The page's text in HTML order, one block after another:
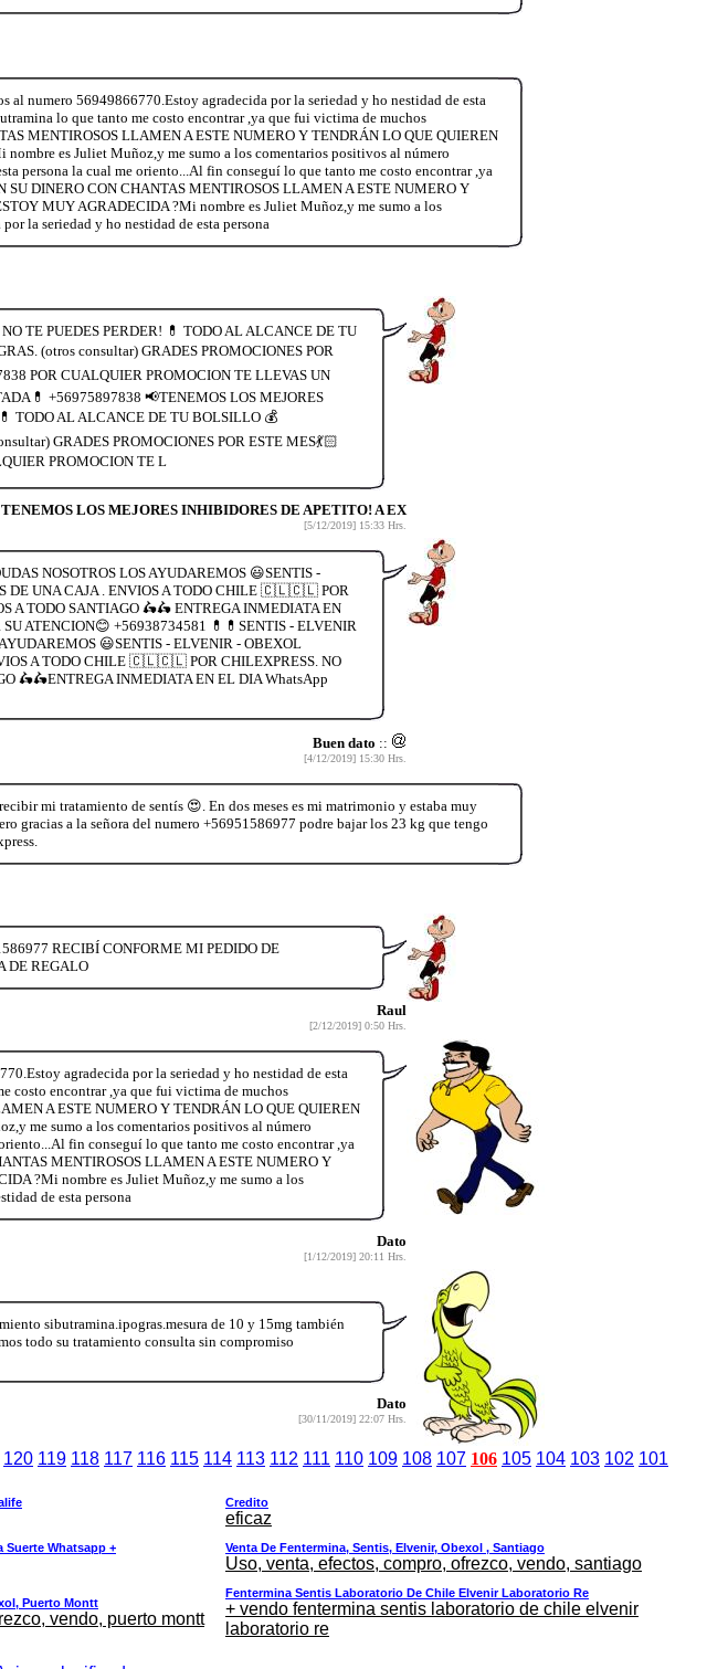
numero 56949866770.Estoy agradecida por la seriedad y ho nestidad de esta
lo que tanto me costo encontrar ,ya que fui victima de muchos
MENTIROSOS LLAMEN A ESTE NUMERO Y TENDRÁN LO QUE QUIEREN
es Juliet Muñoz,y me sumo a los comentarios positivos al número
persona la cual me oriento...Al fin conseguí lo que tanto me costo encontrar ,ya
SU DINERO CON CHANTAS MENTIROSOS LLAMEN A ESTE NUMERO Y
MUY AGRADECIDA ?Mi nombre es Juliet Muñoz,y me sumo a los
la seriedad y ho nestidad de esta persona
TE PUEDES PERDER! 💊 TODO AL ALCANCE DE TU
(otros consultar) GRADES PROMOCIONES POR
POR CUALQUIER PROMOCION TE LLEVAS UN
+56975897838 📢TENEMOS LOS MEJORES
TODO AL ALCANCE DE TU BOLSILLO 💰
GRADES PROMOCIONES POR ESTE MES💃🏻
PROMOCION TE L
TENEMOS LOS MEJORES INHIBIDORES DE APETITO! A EX
[5/12/2019] 15:33 Hrs.
NOSOTROS LOS AYUDAREMOS 😃SENTIS -
DE UNA CAJA . ENVIOS A TODO CHILE 🇨🇱🇨🇱 POR
A TODO SANTIAGO 🛵🛵 ENTREGA INMEDIATA EN
ATENCION😊 +56938734581 💊💊SENTIS - ELVENIR
😃SENTIS - ELVENIR - OBEXOL
A TODO CHILE 🇨🇱🇨🇱 POR CHILEXPRESS. NO
🛵🛵ENTREGA INMEDIATA EN EL DIA WhatsApp
Buen dato ::
[4/12/2019] 15:30 Hrs.
mi tratamiento de sentís 😍. En dos meses es mi matrimonio y estaba muy
gracias a la señora del numero +56951586977 podre bajar los 23 kg que tengo
RECIBÍ CONFORME MI PEDIDO DE
DE REGALO
Raul
[2/12/2019] 0:50 Hrs.
agradecida por la seriedad y ho nestidad de esta
costo encontrar ,ya que fui victima de muchos
A ESTE NUMERO Y TENDRÁN LO QUE QUIEREN
me sumo a los comentarios positivos al número
fin conseguí lo que tanto me costo encontrar ,ya
MENTIROSOS LLAMEN A ESTE NUMERO Y
?Mi nombre es Juliet Muñoz,y me sumo a los
de esta persona
Dato
[1/12/2019] 20:11 Hrs.
sibutramina.ipogras.mesura de 10 y 15mg también
todo su tratamiento consulta sin compromiso
Dato
[30/11/2019] 22:07 Hrs.
120 119 118 117 116 115 114 113 112 111 110 109 108 107 106 105 104 103 102 101
Credito
eficaz
Suerte Whatsapp + Venta De Fentermina, Sentis, Elvenir, Obexol , Santiago
Uso, venta, efectos, compro, ofrezco, vendo, santiago
Puerto Montt
vendo, puerto montt
Fentermina Sentis Laboratorio De Chile Elvenir Laboratorio Re
+ vendo fentermina sentis laboratorio de chile elvenir
laboratorio re